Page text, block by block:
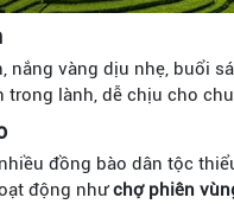
nắng vàng dịu nhẹ, buổi
lành, dễ chịu cho
đồng bào dân tộc
động nhưchợ phiên